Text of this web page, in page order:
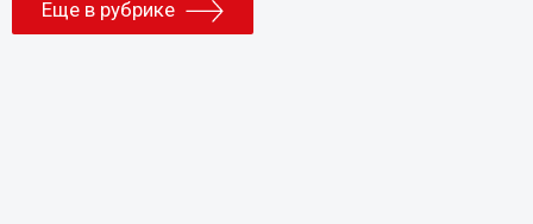
Еще в рубрике